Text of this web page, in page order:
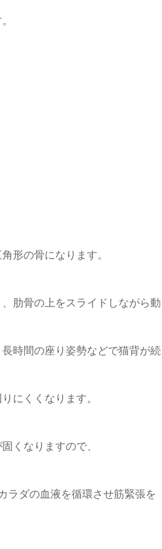
形の骨になります。
肋骨の上をスライドしながら
時間の座り姿勢などで猫背が
にくくなります。
くなりますので、
ラダの血液を循環させ筋緊張を